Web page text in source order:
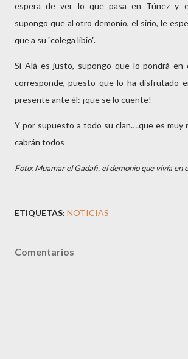
espera de ver lo que pasa en Túnez y
supongo que al otro demonio, el sirio, le
que a su "colega libio".
Si Alá es justo, supongo que lo pondrá en
corresponde, puesto que lo ha disfrutado
presente ante él: ¡que se lo cuente!
Y por supuesto a todo su clan….que es muy
cabrán todos
Foto: Muamar el Gadafi, el demonio que vivía en
ETIQUETAS: NOTICIAS
Comentarios